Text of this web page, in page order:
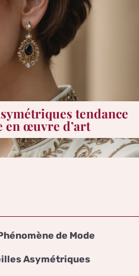
tendance
en œuvre d’art
de Mode
Asymétriques